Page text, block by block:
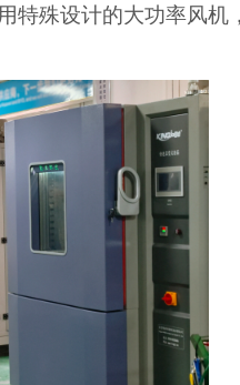
特殊设计的大功率风机